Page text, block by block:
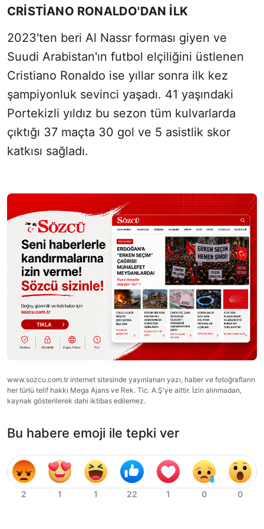
CRİSTİANO RONALDO'DAN İLK
2023'ten beri Al Nassr forması giyen ve
Suudi Arabistan'ın futbol elçiliğini üstlenen
Cristiano Ronaldo ise yıllar sonra ilk kez
şampiyonluk sevinci yaşadı. 41 yaşındaki
Portekizli yıldız bu sezon tüm kulvarlarda
çıktığı 37 maçta 30 gol ve 5 asistlik skor
katkısı sağladı.
www.sozcu.com.tr internet sitesinde yayınlanan yazı, haber ve fotoğrafların
her türlü telif hakkı Mega Ajans ve Rek. Tic. A.Ş'ye aittir. İzin alınmadan,
kaynak gösterilerek dahi iktibas edilemez.
Bu habere emoji ile tepki ver